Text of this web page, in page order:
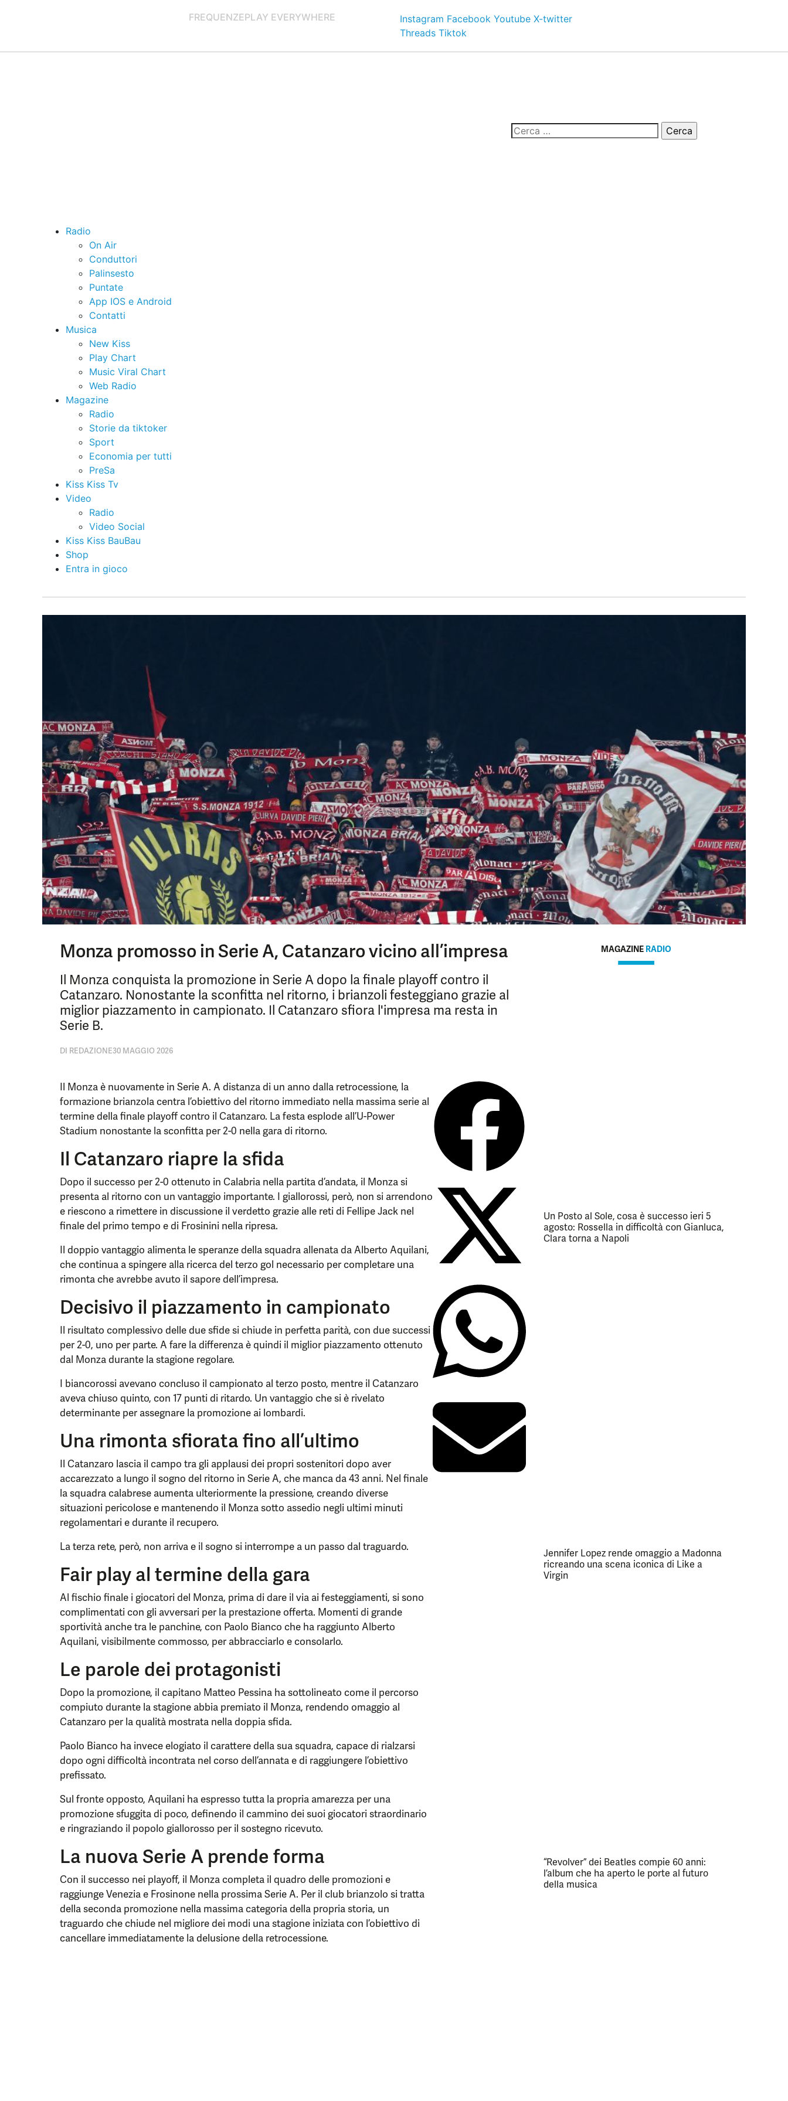
FREQUENZEPLAY EVERYWHERE Instagram Facebook Youtube X-twitter
Threads Tiktok
Radio
On Air
Conduttori
Palinsesto
Puntate
App IOS e Android
Contatti
Musica
New Kiss
Play Chart
Music Viral Chart
Web Radio
Magazine
Radio
Storie da tiktoker
Sport
Economia per tutti
PreSa
Kiss Kiss Tv
Video
Radio
Video Social
Kiss Kiss BauBau
Shop
Entra in gioco
Monza promosso in Serie A, Catanzaro vicino all’impresa
Il Monza conquista la promozione in Serie A dopo la finale playoff contro il
Catanzaro. Nonostante la sconfitta nel ritorno, i brianzoli festeggiano grazie al
miglior piazzamento in campionato. Il Catanzaro sfiora l'impresa ma resta in
Serie B.
DI REDAZIONE30 MAGGIO 2026
Il Monza è nuovamente in Serie A. A distanza di un anno dalla retrocessione, la
formazione brianzola centra l’obiettivo del ritorno immediato nella massima serie al
termine della finale playoff contro il Catanzaro. La festa esplode all’U-Power
Stadium nonostante la sconfitta per 2-0 nella gara di ritorno.
Il Catanzaro riapre la sfida
Dopo il successo per 2-0 ottenuto in Calabria nella partita d’andata, il Monza si
presenta al ritorno con un vantaggio importante. I giallorossi, però, non si arrendono
e riescono a rimettere in discussione il verdetto grazie alle reti di Fellipe Jack nel
finale del primo tempo e di Frosinini nella ripresa.
Il doppio vantaggio alimenta le speranze della squadra allenata da Alberto Aquilani,
che continua a spingere alla ricerca del terzo gol necessario per completare una
rimonta che avrebbe avuto il sapore dell’impresa.
Decisivo il piazzamento in campionato
Il risultato complessivo delle due sfide si chiude in perfetta parità, con due successi
per 2-0, uno per parte. A fare la differenza è quindi il miglior piazzamento ottenuto
dal Monza durante la stagione regolare.
I biancorossi avevano concluso il campionato al terzo posto, mentre il Catanzaro
aveva chiuso quinto, con 17 punti di ritardo. Un vantaggio che si è rivelato
determinante per assegnare la promozione ai lombardi.
Una rimonta sfiorata fino all’ultimo
Il Catanzaro lascia il campo tra gli applausi dei propri sostenitori dopo aver
accarezzato a lungo il sogno del ritorno in Serie A, che manca da 43 anni. Nel finale
la squadra calabrese aumenta ulteriormente la pressione, creando diverse
situazioni pericolose e mantenendo il Monza sotto assedio negli ultimi minuti
regolamentari e durante il recupero.
La terza rete, però, non arriva e il sogno si interrompe a un passo dal traguardo.
Fair play al termine della gara
Al fischio finale i giocatori del Monza, prima di dare il via ai festeggiamenti, si sono
complimentati con gli avversari per la prestazione offerta. Momenti di grande
sportività anche tra le panchine, con Paolo Bianco che ha raggiunto Alberto
Aquilani, visibilmente commosso, per abbracciarlo e consolarlo.
Le parole dei protagonisti
Dopo la promozione, il capitano Matteo Pessina ha sottolineato come il percorso
compiuto durante la stagione abbia premiato il Monza, rendendo omaggio al
Catanzaro per la qualità mostrata nella doppia sfida.
Paolo Bianco ha invece elogiato il carattere della sua squadra, capace di rialzarsi
dopo ogni difficoltà incontrata nel corso dell’annata e di raggiungere l’obiettivo
prefissato.
Sul fronte opposto, Aquilani ha espresso tutta la propria amarezza per una
promozione sfuggita di poco, definendo il cammino dei suoi giocatori straordinario
e ringraziando il popolo giallorosso per il sostegno ricevuto.
La nuova Serie A prende forma
Con il successo nei playoff, il Monza completa il quadro delle promozioni e
raggiunge Venezia e Frosinone nella prossima Serie A. Per il club brianzolo si tratta
della seconda promozione nella massima categoria della propria storia, un
traguardo che chiude nel migliore dei modi una stagione iniziata con l’obiettivo di
cancellare immediatamente la delusione della retrocessione.
MAGAZINE RADIO
Un Posto al Sole, cosa è successo ieri 5
agosto: Rossella in difficoltà con Gianluca,
Clara torna a Napoli
Jennifer Lopez rende omaggio a Madonna
ricreando una scena iconica di Like a
Virgin
“Revolver” dei Beatles compie 60 anni:
l’album che ha aperto le porte al futuro
della musica